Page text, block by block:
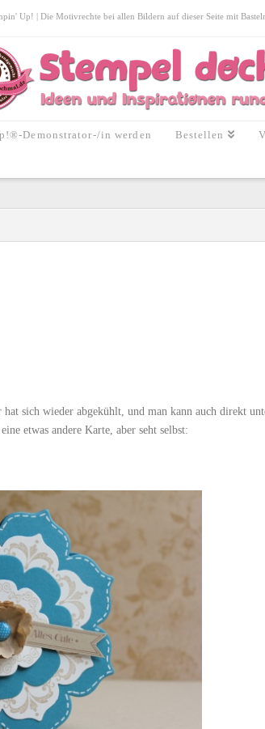
Up! | Die Motivrechte bei allen Bildern auf dieser Seite mit
Demonstrator-/in werden Bestellen
sich wieder abgekühlt, und man kann auch direkt
etwas andere Karte, aber seht selbst: